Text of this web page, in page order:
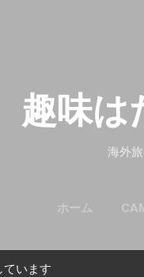
趣味は
海外
ホーム
ています